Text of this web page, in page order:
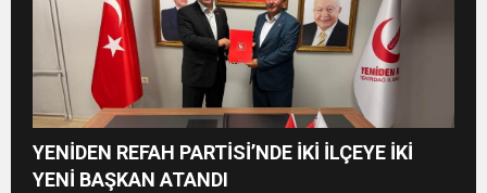
YENİDEN REFAH PARTİSİ’NDE İKİ İLÇEYE İKİ
YENİ BAŞKAN ATANDI